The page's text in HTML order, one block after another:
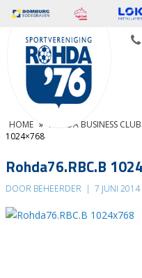
HOME » ROHDA BUSINESS
1024×768
Rohda76.RBC.B
DOOR BEHEERDER | 7 JUNI 2014